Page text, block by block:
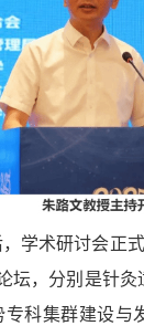
学术研讨会正
坛，分别是针
专科集群建设与